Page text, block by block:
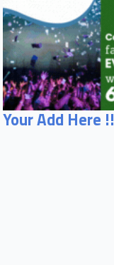
Your Add Here !!